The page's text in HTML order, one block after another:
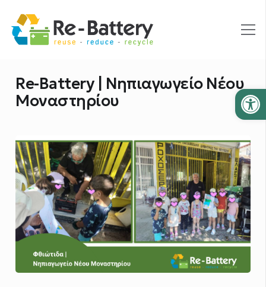
Re-Battery | Νηπιαγωγείο Νέου
Μοναστηρίου